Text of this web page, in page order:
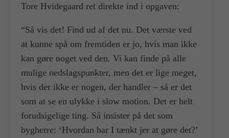
Tore Hvidegaard ret direkte ind i opgaven:
“Så vis det! Find ud af det nu. Det værste ved
at kunne spå om fremtiden er jo, hvis man ikke
kan gøre noget ved den. Vi kan finde på alle
mulige nedslagspunkter, men det er lige meget,
hvis der ikke er nogen, der handler – så er det
som at se en ulykke i slow motion. Det er helt
forudsigelige ting. Så insister på det som
bygherre: ‘Hvordan har I tænkt jer at gøre det?’